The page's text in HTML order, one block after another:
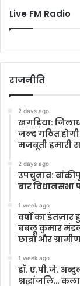
Live FM Radio
राजनीति
2 days ago
खगड़िया:
जल्द गठित
मजबूती हमारी
2 days ago
उपचुनाव:
बार
1 week ago
वर्षों का
बबलू कुमार मंडल
छात्रों और
1 week ago
डॉ. ए.पी.जे.
श्रद्धांजलि…